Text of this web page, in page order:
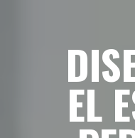
EL